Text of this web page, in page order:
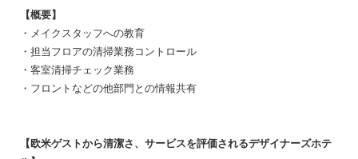
【概要】
・メイクスタッフへの教育
・担当フロアの清掃業務コントロール
・客室清掃チェック業務
・フロントなどの他部門との情報共有
【欧米ゲストから清潔さ、サービスを評価されるデザイナーズホテ